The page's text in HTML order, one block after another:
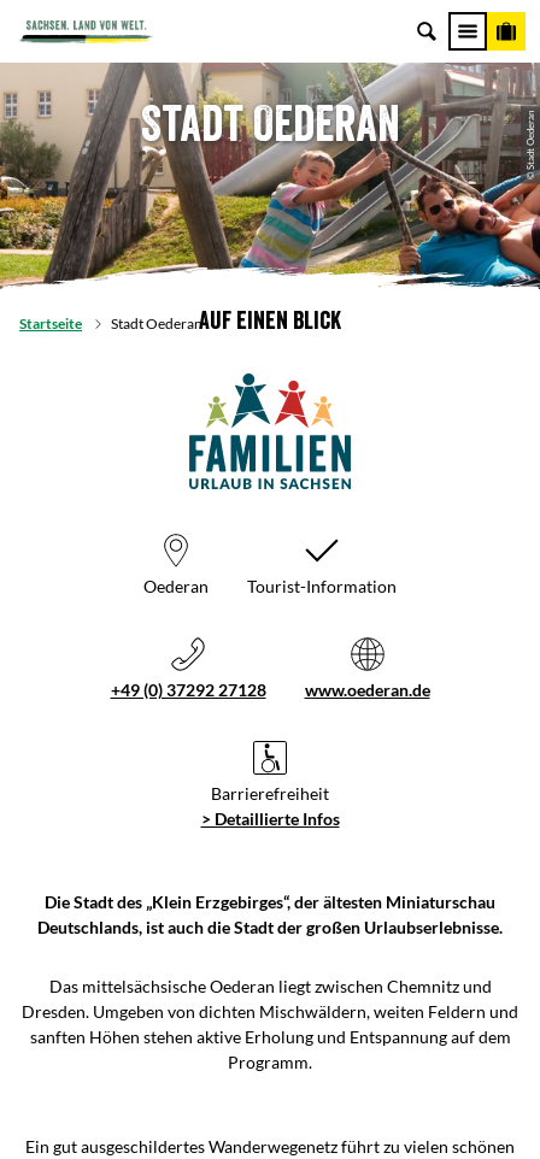
© Stadt Oederan
Stadt Oederan
Startseite Stadt OederanAuf einen Blick
Oederan Tourist-Information
+49 (0) 37292 27128 www.oederan.de
Barrierefreiheit
> Detaillierte Infos
Die Stadt des „Klein Erzgebirges“, der ältesten Miniaturschau
Deutschlands, ist auch die Stadt der großen Urlaubserlebnisse.
Das mittelsächsische Oederan liegt zwischen Chemnitz und
Dresden. Umgeben von dichten Mischwäldern, weiten Feldern und
sanften Höhen stehen aktive Erholung und Entspannung auf dem
Programm.
Ein gut ausgeschildertes Wanderwege­netz führt zu vielen schönen